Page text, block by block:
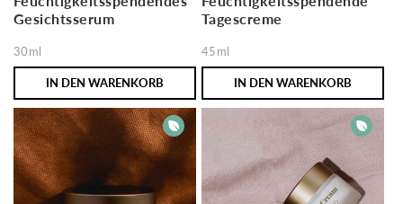
Gesichtsserum
30ml
IN DEN WARENKORB
Tagescreme
45ml
IN DEN WARENKORB